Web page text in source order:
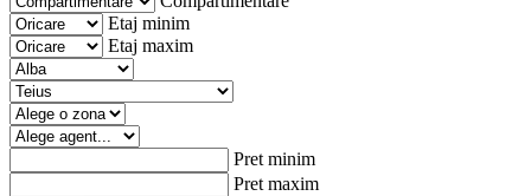
Etaj minim
Etaj maxim
Pret minim
Pret maxim